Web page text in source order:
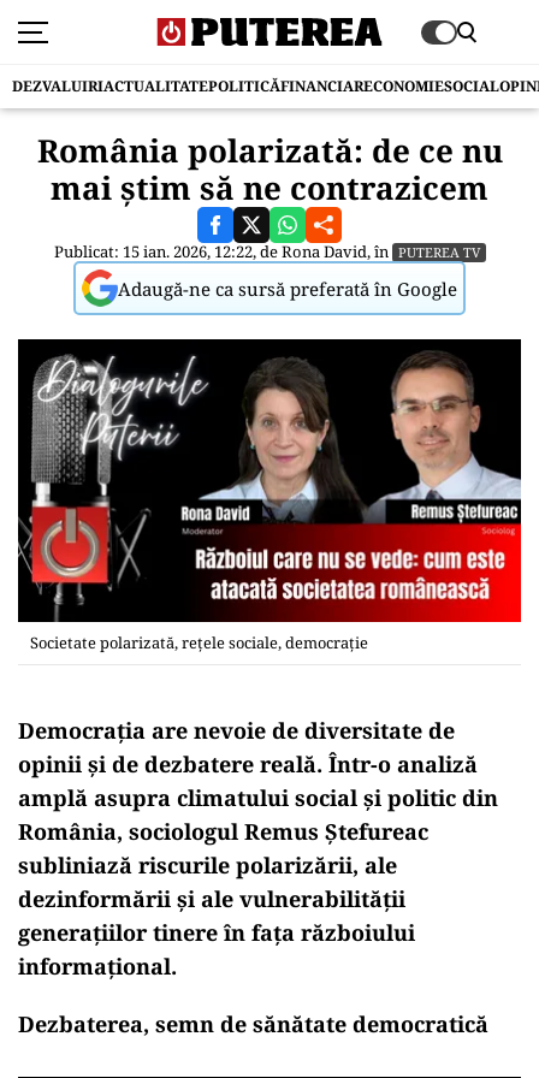
DEZVALUIRIACTUALITATEPOLITICĂFINANCIARECONOMIESOCIAL
România polarizată: de ce nu
mai știm să ne contrazicem
Publicat: 15 ian. 2026, 12:22, deRona David, în PUTEREA TV
Adaugă-ne ca sursă preferată în Google
Societate polarizată, rețele sociale, democrație
Democrația are nevoie de diversitate de
opinii și de dezbatere reală. Într-o analiză
amplă asupra climatului social și politic din
România, sociologul Remus Ștefureac
subliniază riscurile polarizării, ale
dezinformării și ale vulnerabilității
generațiilor tinere în fața războiului
informațional.
Dezbaterea, semn de sănătate democratică